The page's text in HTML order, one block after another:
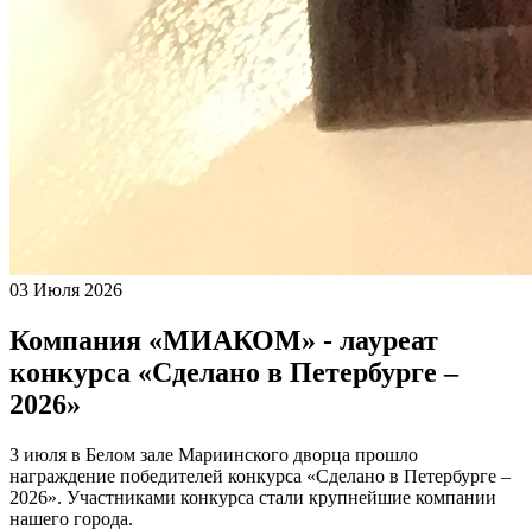
03 Июля 2026
Компания «МИАКОМ» - лауреат
конкурса «Сделано в Петербурге –
2026»
3 июля в Белом зале Мариинского дворца прошло
награждение победителей конкурса «Сделано в Петербурге –
2026». Участниками конкурса стали крупнейшие компании
нашего города.